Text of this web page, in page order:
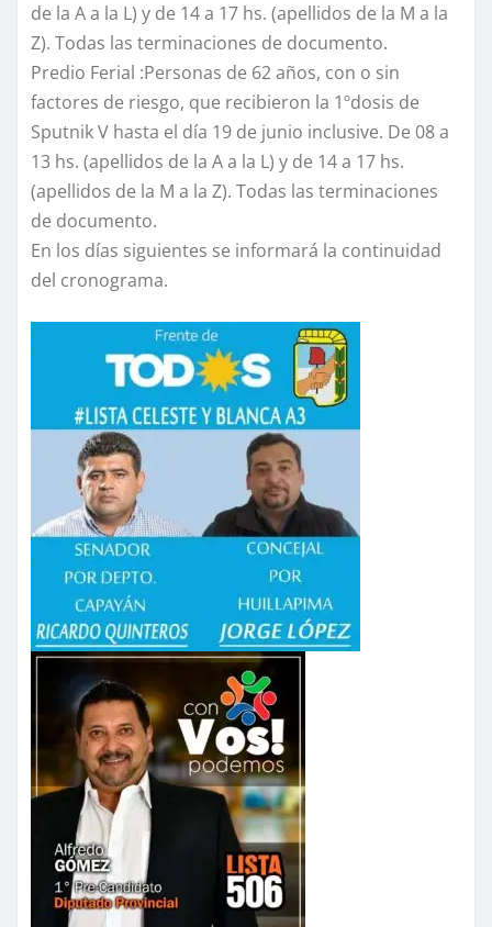
de la A a la L) y de 14 a 17 hs. (apellidos de la M a la
Z). Todas las terminaciones de documento.
Predio Ferial :Personas de 62 años, con o sin
factores de riesgo, que recibieron la 1ºdosis de
Sputnik V hasta el día 19 de junio inclusive. De 08 a
13 hs. (apellidos de la A a la L) y de 14 a 17 hs.
(apellidos de la M a la Z). Todas las terminaciones
de documento.
En los días siguientes se informará la continuidad
del cronograma.